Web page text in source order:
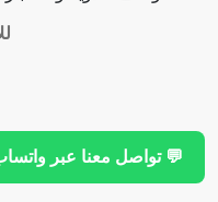
حبسة
توقف النخاع العظمي
💬 تواصل معنا عبر واتساب